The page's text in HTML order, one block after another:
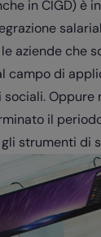
in CIGD) è
aziende che
campo di
Oppure
il
strumenti di